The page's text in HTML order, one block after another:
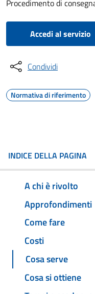
Procedimento di
Accedi al servizio
Condividi
Normativa di riferimento
INDICE DELLA PAGINA
A chi è rivolto
Approfondimenti
Come fare
Costi
Cosa serve
Cosa si ottiene